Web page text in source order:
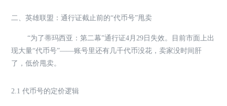
二、英雄联盟：通行证截止前的“代币号”甩卖
“为了蒂玛西亚：第二幕”通行证4月29日失效。目前市面上出
现大量“代币号”——账号里还有几千代币没花，卖家没时间肝
了，低价甩卖。
2.1 代币号的定价逻辑